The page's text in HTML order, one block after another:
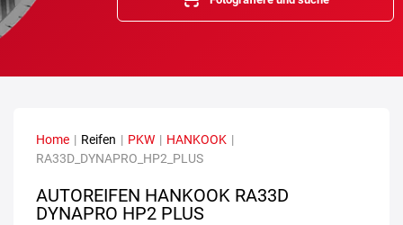
Home | Reifen | PKW | HANKOOK |
RA33D_DYNAPRO_HP2_PLUS
AUTOREIFEN HANKOOK RA33D
DYNAPRO HP2 PLUS